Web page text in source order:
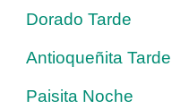
Dorado Tarde
Antioqueñita Tarde
Paisita Noche